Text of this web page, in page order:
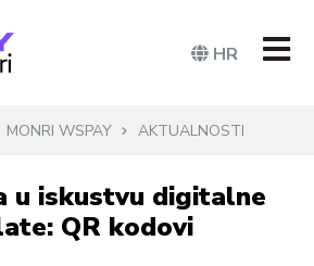
HR
MONRI WSPAY AKTUALNOSTI
u iskustvu digitalne
QR kodovi